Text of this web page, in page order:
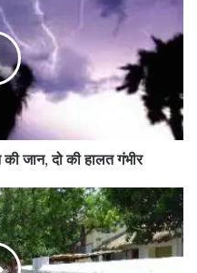
जान, दो की हालत गंभीर